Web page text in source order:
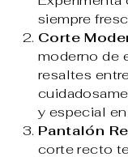
siempre
Corte
moderno de
resaltes
y especial
Pantalón
corte recto